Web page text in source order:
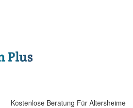
Kostenlose Beratung Für Altersheime